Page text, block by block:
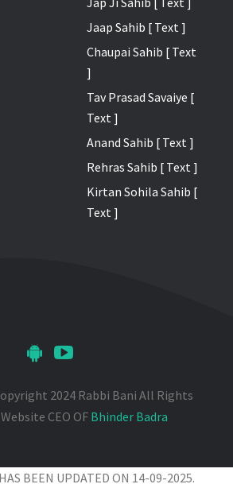
Jaap Sahib [ Text ]
Chaupai Sahib [ Text
]
Tav Prasad Savaiye [
Text ]
Anand Sahib [ Text ]
Rehras Sahib [ Text ]
Kirtan Sohila Sahib [
Text ]
2024 Rabbi Bani All Rights
CEO OF Bhinder Badra
BEEN UPDATED ON 14-09-2025.